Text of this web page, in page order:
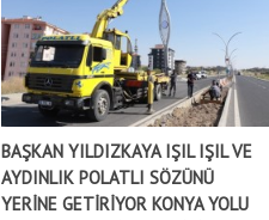
BAŞKAN YILDIZKAYA IŞIL IŞIL VE
AYDINLIK POLATLI SÖZÜNÜ
YERİNE GETİRİYOR KONYA YOLU